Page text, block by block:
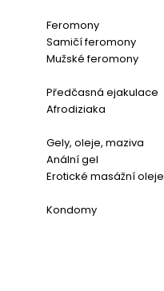
Feromony
Samičí feromony
Mužské feromony
Předčasná ejakulace
Afrodiziaka
Gely, oleje, maziva
Anální gel
Erotické masážní oleje
Kondomy